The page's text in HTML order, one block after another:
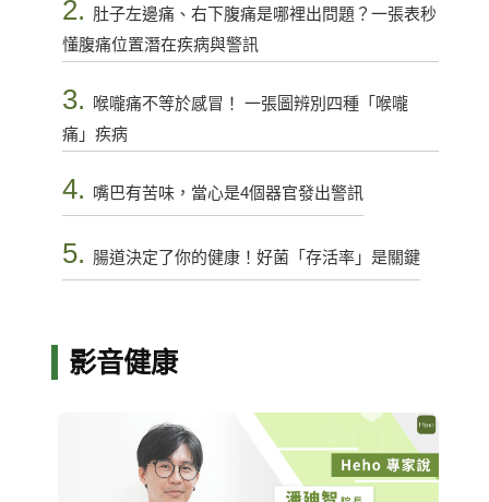
2. 肚子左邊痛、右下腹痛是哪裡出問題？一張表秒
懂腹痛位置潛在疾病與警訊
3.
喉嚨痛不等於感冒！ 一張圖辨別四種「喉嚨
痛」疾病
4. 嘴巴有苦味，當心是4個器官發出警訊
5. 腸道決定了你的健康！好菌「存活率」是關鍵
影音健康